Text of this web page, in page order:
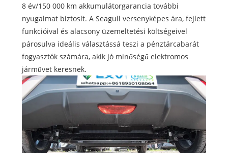
8 év/150 000 km akkumulátorgarancia további
nyugalmat biztosít. A Seagull versenyképes ára, fejlett
funkcióival és alacsony üzemeltetési költségeivel
párosulva ideális választássá teszi a pénztárcabarát
fogyasztók számára, akik jó minőségű elektromos
járművet keresnek.